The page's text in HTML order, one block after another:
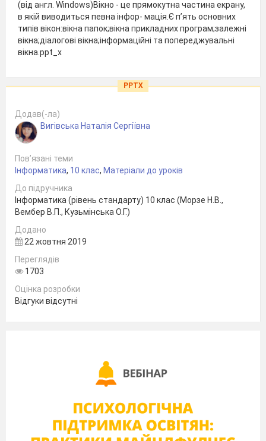
(від англ. Windows)Вікно - це прямокутна частина екрану,
в якій виводиться певна інфор- мація.Є п’ять основних
типів вікон:вікна папок;вікна прикладних програм;залежні
вікна;діалогові вікна;інформаційні та попереджувальні
вікна.ppt_x
PPTX
Додав(-ла)
Вигівська Наталія Сергіївна
Пов’язані теми
Інформатика, 10 клас, Матеріали до уроків
До підручника
Інформатика (рівень стандарту) 10 клас (Морзе Н.В.,
Вембер В.П., Кузьмінська О.Г.)
Додано
22 жовтня 2019
Переглядів
1703
Оцінка розробки
Відгуки відсутні